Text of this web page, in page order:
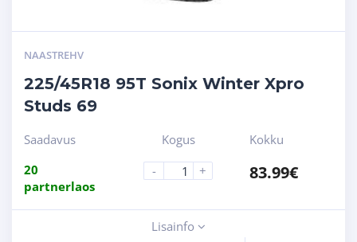
NAASTREHV
225/45R18 95T Sonix Winter Xpro
Studs 69
Saadavus
20
partnerlaos
Kogus
-
+
Kokku
83.99€
Lisainfo